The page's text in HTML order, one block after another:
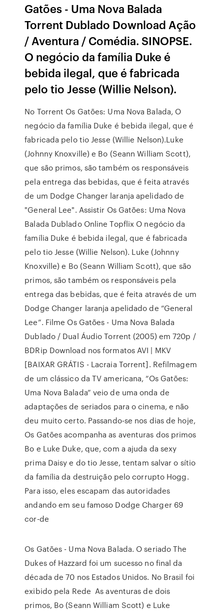
Gatões - Uma Nova Balada
Torrent Dublado Download Ação
/ Aventura / Comédia. SINOPSE.
O negócio da família Duke é
bebida ilegal, que é fabricada
pelo tio Jesse (Willie Nelson).
No Torrent Os Gatões: Uma Nova Balada, O
negócio da família Duke é bebida ilegal, que é
fabricada pelo tio Jesse (Willie Nelson).Luke
(Johnny Knoxville) e Bo (Seann William Scott),
que são primos, são também os responsáveis
pela entrega das bebidas, que é feita através
de um Dodge Changer laranja apelidado de
"General Lee". Assistir Os Gatões: Uma Nova
Balada Dublado Online Topflix O negócio da
família Duke é bebida ilegal, que é fabricada
pelo tio Jesse (Willie Nelson). Luke (Johnny
Knoxville) e Bo (Seann William Scott), que são
primos, são também os responsáveis pela
entrega das bebidas, que é feita através de um
Dodge Changer laranja apelidado de “General
Lee”. Filme Os Gatões - Uma Nova Balada
Dublado / Dual Áudio Torrent (2005) em 720p /
BDRip Download nos formatos AVI | MKV
[BAIXAR GRÁTIS - Lacraia Torrent]. Refilmagem
de um clássico da TV americana, “Os Gatões:
Uma Nova Balada” veio de uma onda de
adaptações de seriados para o cinema, e não
deu muito certo. Passando-se nos dias de hoje,
Os Gatões acompanha as aventuras dos primos
Bo e Luke Duke, que, com a ajuda da sexy
prima Daisy e do tio Jesse, tentam salvar o sítio
da família da destruição pelo corrupto Hogg.
Para isso, eles escapam das autoridades
andando em seu famoso Dodge Charger 69
cor-de
Os Gatões - Uma Nova Balada. O seriado The
Dukes of Hazzard foi um sucesso no final da
década de 70 nos Estados Unidos. No Brasil foi
exibido pela Rede As aventuras de dois
primos, Bo (Seann William Scott) e Luke